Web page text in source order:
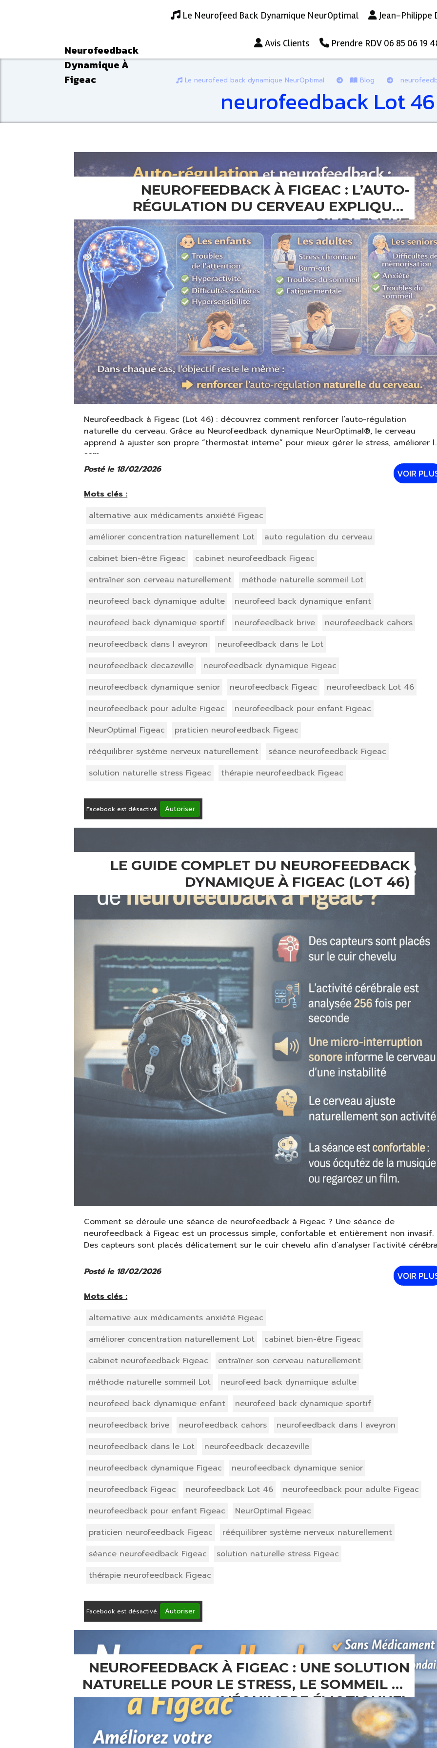
Neurofeedback
Dynamique À
Figeac
Le Neurofeed Back Dynamique NeurOptimal Jean-Philippe
Avis Clients Prendre RDV 06 85 06 19
Le neurofeed back dynamique NeurOptimal Blog
neurofeedback Lot 46
NEUROFEEDBACK À FIGEAC : L’AUTO-
RÉGULATION DU CERVEAU EXPLIQUÉE
SIMPLEMENT
Neurofeedback à Figeac (Lot 46) : découvrez comment renforcer l’auto-régulation
naturelle du cerveau. Grâce au Neurofeedback dynamique NeurOptimal®, le cerveau
apprend à ajuster son propre “thermostat interne” pour mieux gérer le stress, améliorer
som
Posté le 18/02/2026
VOIR
Mots clés :
alternative aux médicaments anxiété Figeac
améliorer concentration naturellement Lot
auto regulation du cerveau
cabinet bien-être Figeac
cabinet neurofeedback Figeac
entraîner son cerveau naturellement
méthode naturelle sommeil Lot
neurofeed back dynamique adulte
neurofeed back dynamique enfant
neurofeed back dynamique sportif
neurofeedback brive
neurofeedback cahors
neurofeedback dans l aveyron
neurofeedback dans le Lot
neurofeedback decazeville
neurofeedback dynamique Figeac
neurofeedback dynamique senior
neurofeedback Figeac
neurofeedback Lot 46
neurofeedback pour adulte Figeac
neurofeedback pour enfant Figeac
NeurOptimal Figeac
praticien neurofeedback Figeac
rééquilibrer système nerveux naturellement
séance neurofeedback Figeac
solution naturelle stress Figeac
thérapie neurofeedback Figeac
Facebook est désactivé. Autoriser
LE GUIDE COMPLET DU NEUROFEEDBACK
DYNAMIQUE À FIGEAC (LOT 46)
Comment se déroule une séance de neurofeedback à Figeac ? Une séance de
neurofeedback à Figeac est un processus simple, confortable et entièrement non invasif.
Des capteurs sont placés délicatement sur le cuir chevelu afin d’analyser l’activité
Posté le 18/02/2026 VOIR
Mots clés :
alternative aux médicaments anxiété Figeac
améliorer concentration naturellement Lot
cabinet bien-être Figeac
cabinet neurofeedback Figeac
entraîner son cerveau naturellement
méthode naturelle sommeil Lot
neurofeed back dynamique adulte
neurofeed back dynamique enfant
neurofeed back dynamique sportif
neurofeedback brive
neurofeedback cahors
neurofeedback dans l aveyron
neurofeedback dans le Lot
neurofeedback decazeville
neurofeedback dynamique Figeac
neurofeedback dynamique senior
neurofeedback Figeac
neurofeedback Lot 46
neurofeedback pour adulte Figeac
neurofeedback pour enfant Figeac
NeurOptimal Figeac
praticien neurofeedback Figeac
rééquilibrer système nerveux naturellement
séance neurofeedback Figeac
solution naturelle stress Figeac
thérapie neurofeedback Figeac
Facebook est désactivé. Autoriser
NEUROFEEDBACK À FIGEAC : UNE SOLUTION
NATURELLE POUR LE STRESS, LE SOMMEIL ET
L’ÉQUILIBRE ÉMOTIONNEL